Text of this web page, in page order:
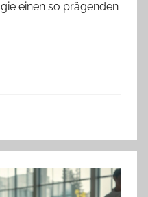
einen so prägenden